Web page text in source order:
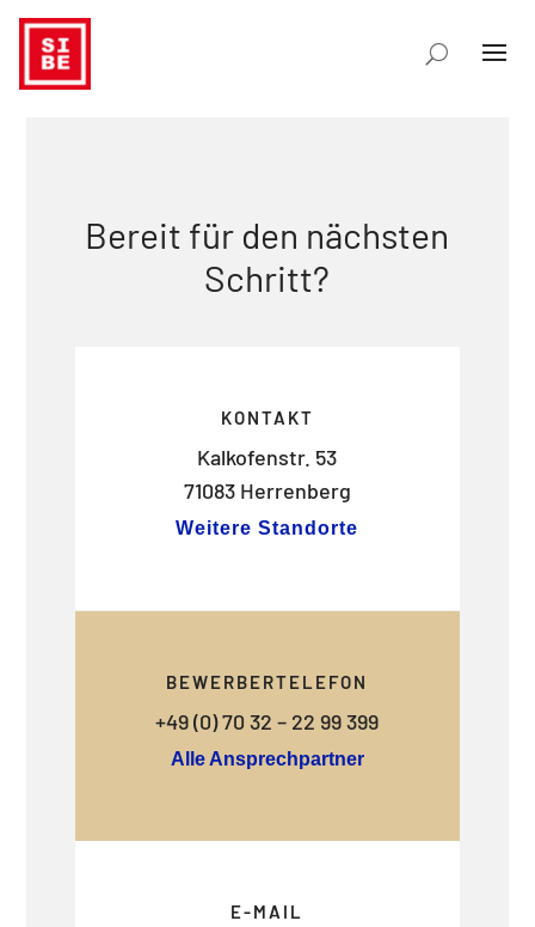
Bereit für den nächsten
Schritt?
KONTAKT
Kalkofenstr. 53
71083 Herrenberg
Weitere Standorte
BEWERBERTELEFON
+49 (0) 70 32 – 22 99 399
Alle Ansprechpartner
E-MAIL